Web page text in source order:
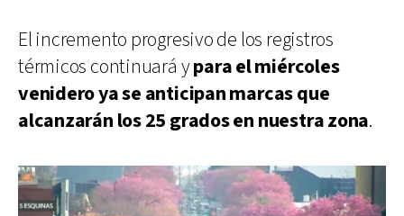
El incremento progresivo de los registros
térmicos continuará ypara el miércoles
venidero ya se anticipan marcas que
alcanzarán los 25 grados en nuestra zona.